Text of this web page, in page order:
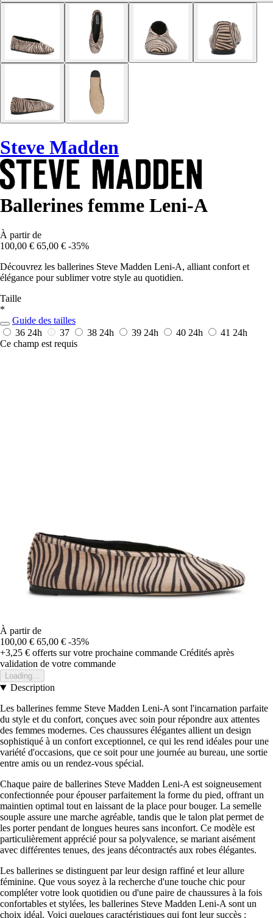
Steve Madden
Ballerines femme Leni-A
À partir de
100,00 € 65,00 € -35%
Découvrez les ballerines Steve Madden Leni-A, alliant confort et
élégance pour sublimer votre style au quotidien.
Taille
*
Guide des tailles
36 24h 37 38 24h 39 24h 40 24h 41 24h
Ce champ est requis
À partir de
100,00 € 65,00 € -35%
+3,25 € offerts sur votre prochaine commande Crédités après
validation de votre commande
Loading...
Description
Les ballerines femme Steve Madden Leni-A sont l'incarnation parfaite
du style et du confort, conçues avec soin pour répondre aux attentes
des femmes modernes. Ces chaussures élégantes allient un design
sophistiqué à un confort exceptionnel, ce qui les rend idéales pour une
variété d'occasions, que ce soit pour une journée au bureau, une sortie
entre amis ou un rendez-vous spécial.
Chaque paire de ballerines Steve Madden Leni-A est soigneusement
confectionnée pour épouser parfaitement la forme du pied, offrant un
maintien optimal tout en laissant de la place pour bouger. La semelle
souple assure une marche agréable, tandis que le talon plat permet de
les porter pendant de longues heures sans inconfort. Ce modèle est
particulièrement apprécié pour sa polyvalence, se mariant aisément
avec différentes tenues, des jeans décontractés aux robes élégantes.
Les ballerines se distinguent par leur design raffiné et leur allure
féminine. Que vous soyez à la recherche d'une touche chic pour
compléter votre look quotidien ou d'une paire de chaussures à la fois
confortables et stylées, les ballerines Steve Madden Leni-A sont un
choix idéal. Voici quelques caractéristiques qui font leur succès :